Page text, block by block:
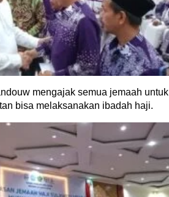
mengajak semua jemaah untuk
bisa melaksanakan ibadah haji.